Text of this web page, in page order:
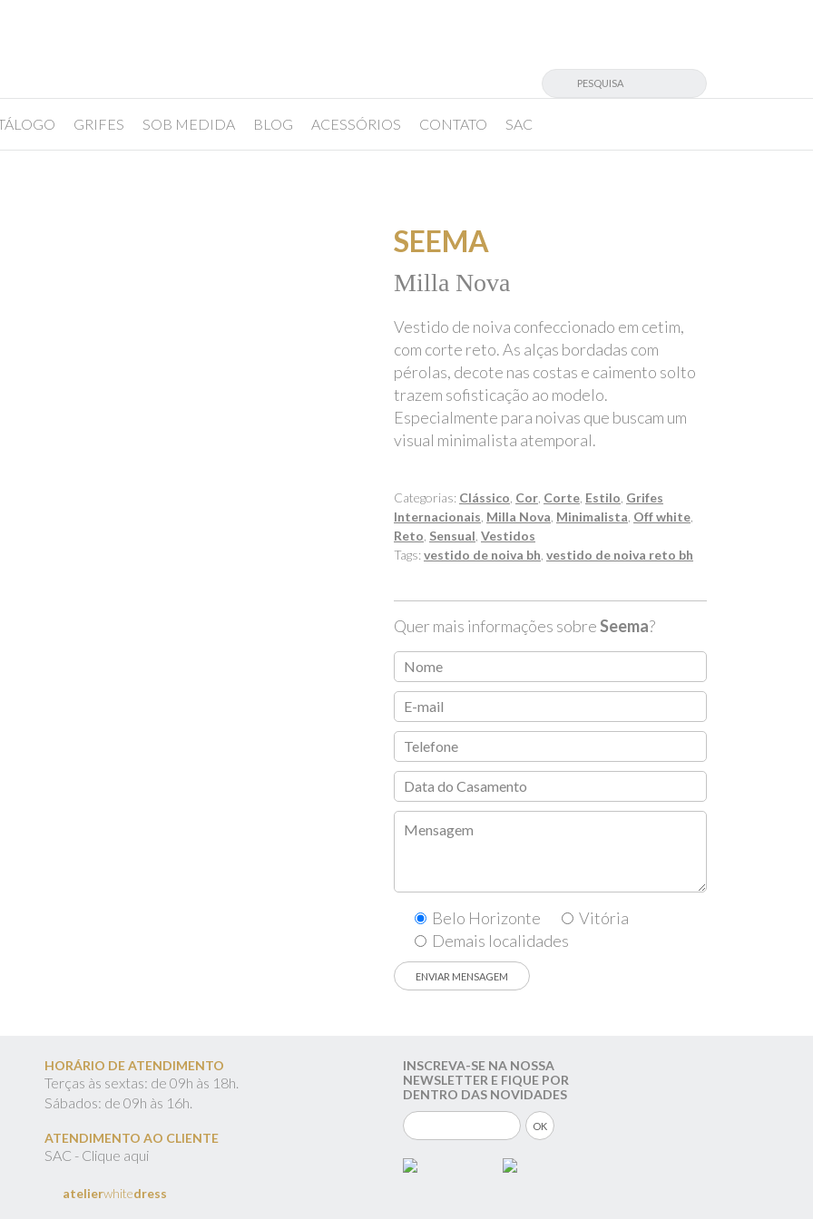
GRIFES SOB MEDIDA BLOG ACESSÓRIOS CONTATO SAC
SEEMA
Milla Nova
Vestido de noiva confeccionado em cetim,
com corte reto. As alças bordadas com
pérolas, decote nas costas e caimento solto
trazem sofisticação ao modelo.
Especialmente para noivas que buscam um
visual minimalista atemporal.
Categorias: Clássico Cor Corte Estilo Grifes
Internacionais Milla Nova Minimalista Off white
Reto Sensual Vestidos
Tags:vestido de noiva bh vestido de noiva reto bh
Quer mais informações sobreSeema?
Belo Horizonte
Vitória
Demais localidades
HORÁRIO DE ATENDIMENTO
Terças às sextas: de 09h às 18h.
Sábados: de 09h às 16h.
ATENDIMENTO AO CLIENTE
SAC - Clique aqui
atelierwhitedress
INSCREVA-SE NA NOSSA
NEWSLETTER E FIQUE POR
DENTRO DAS NOVIDADES